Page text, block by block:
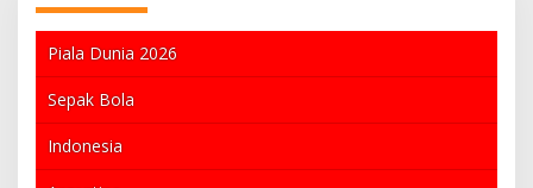
Piala Dunia 2026
Sepak Bola
Indonesia